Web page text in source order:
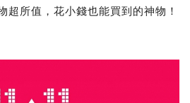
超所值，花小錢也能買到的神物！